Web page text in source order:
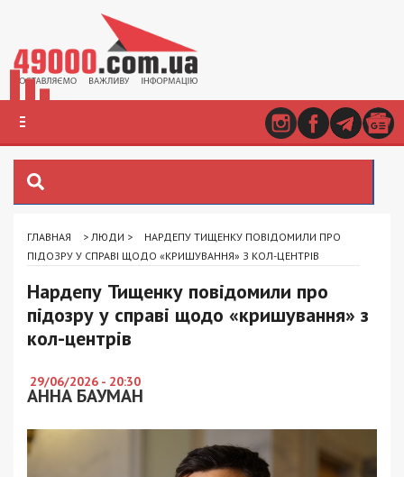
ГЛАВНАЯ > ЛЮДИ >
НАРДЕПУ ТИЩЕНКУ ПОВІДОМИЛИ ПРО
ПІДОЗРУ У СПРАВІ ЩОДО «КРИШУВАННЯ» З КОЛ-ЦЕНТРІВ
Нардепу Тищенку повідомили про
підозру у справі щодо «кришування» з
кол-центрів
29/06/2026 - 20:30
АННА БАУМАН